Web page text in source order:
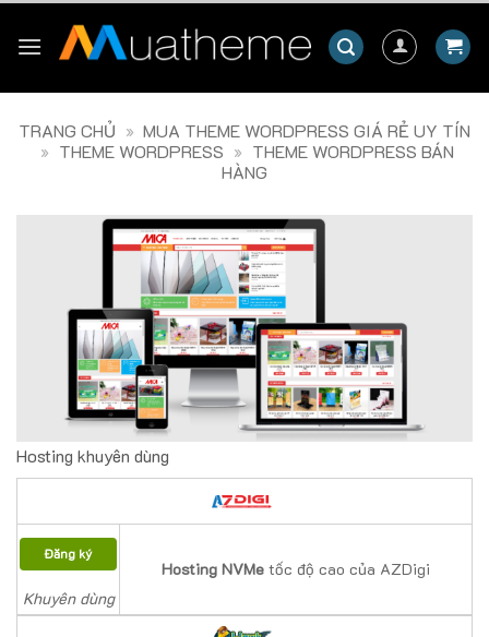
TRANG CHỦ » MUA THEME WORDPRESS GIÁ RẺ UY TÍN
» THEME WORDPRESS » THEME WORDPRESS BÁN
HÀNG
Hosting khuyên dùng
Đăng ký
Khuyên dùng
Hosting NVMe tốc độ cao của AZDigi